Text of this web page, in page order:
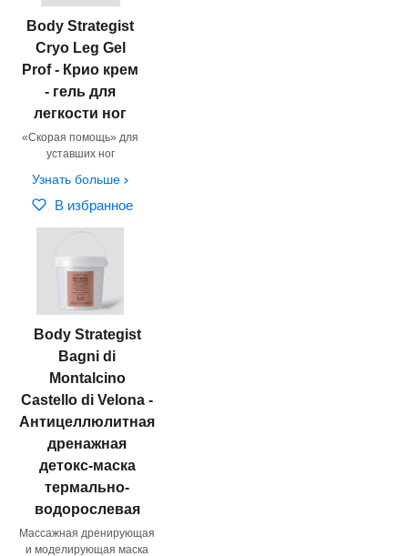
Body Strategist
Cryo Leg Gel
Prof - Крио крем
- гель для
легкости ног
«Скорая помощь» для
уставших ног
Узнать больше
В избранное
Body Strategist
Bagni di
Montalcino
Castello di Velona -
Антицеллюлитная
дренажная
детокс-маска
термально-
водорослевая
Массажная дренирующая
и моделирующая маска